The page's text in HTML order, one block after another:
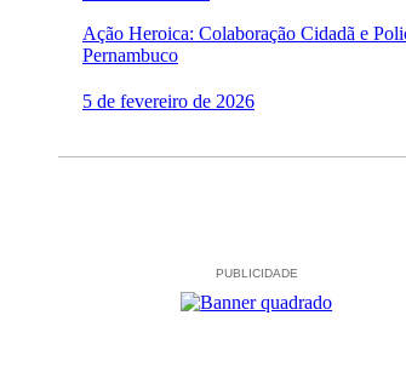
Ação Heroica: Colaboração Cidadã e
Pernambuco
5 de fevereiro de 2026
PUBLICIDADE